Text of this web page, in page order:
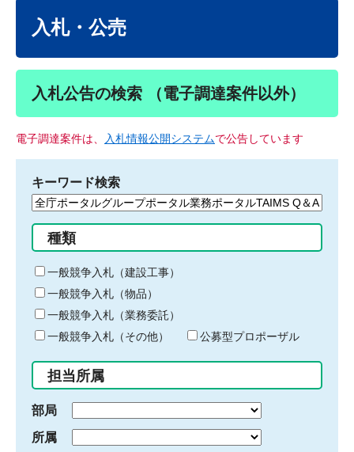
入札・公売
入札公告の検索 （電子調達案件以外）
電子調達案件は、 入札情報公開システムで公告しています
キーワード検索
検
る
キ
ー
ワ
ー
ド
入
力
種類
一般競争入札（建設工事）
一般競争入札（物品）
一般競争入札（業務委託）
一般競争入札（その他）
公募型プロポーザル
担当所属
部局
所属